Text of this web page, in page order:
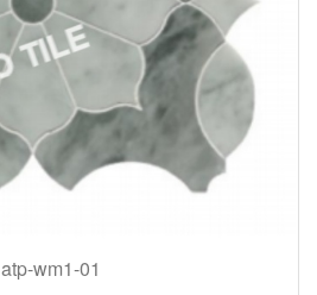
atp-wm1-01